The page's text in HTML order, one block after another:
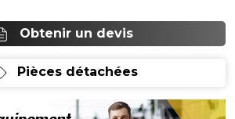
Obtenir un devis
Pièces détachées